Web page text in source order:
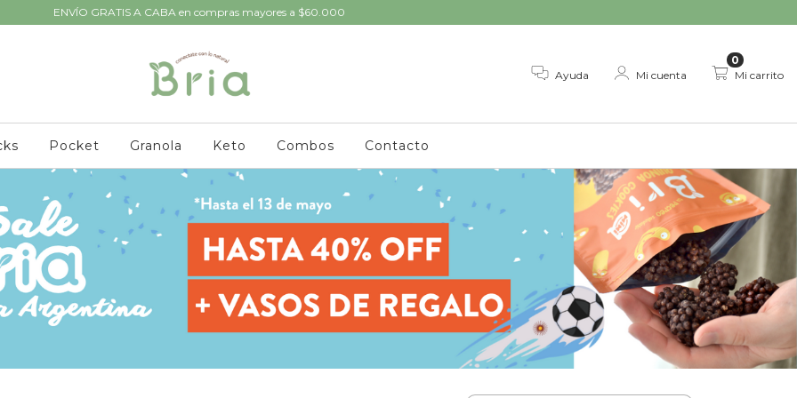
ENVÍO GRATIS A CABA en compras mayores a $60.000
Ayuda Mi cuenta Mi carrito
0
Pocket Granola Keto Combos Contacto